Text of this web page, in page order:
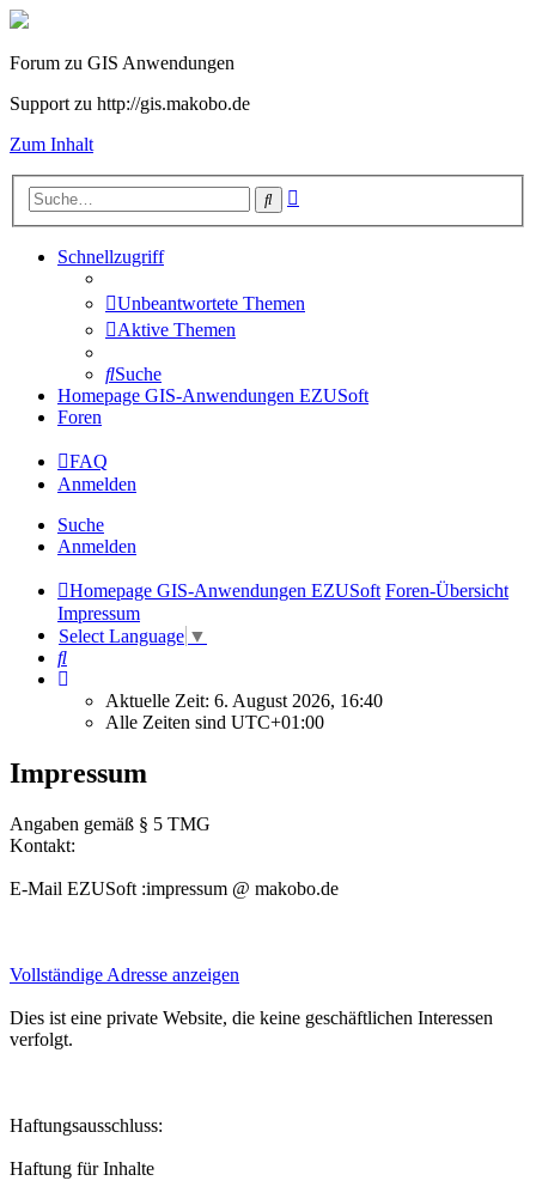
Forum zu GIS Anwendungen
Support zu http://gis.makobo.de
Zum Inhalt
Suche
Schnellzugriff
Unbeantwortete Themen
Aktive Themen
Suche
Homepage GIS-Anwendungen EZUSoft
Foren
FAQ
Anmelden
Suche
Anmelden
Homepage GIS-Anwendungen EZUSoft Foren-Übersicht
Impressum
Select Language ▼
Suche
Aktuelle Zeit: 6. August 2026, 16:40
Alle Zeiten sind UTC+01:00
Impressum
Angaben gemäß § 5 TMG
Kontakt:
E-Mail EZUSoft :impressum @ makobo.de
Vollständige Adresse anzeigen
Dies ist eine private Website, die keine geschäftlichen Interessen
verfolgt.
Haftungsausschluss:
Haftung für Inhalte